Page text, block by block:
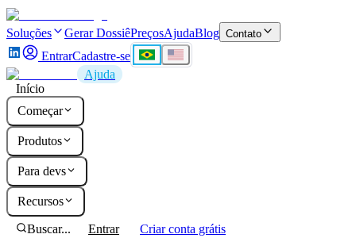
Soluções Gerar DossiêPreçosAjudaBlog Contato
EntrarCadastre-se
Ajuda
Início
Começar
Produtos
Para devs
Recursos
Buscar... Entrar Criar conta grátis